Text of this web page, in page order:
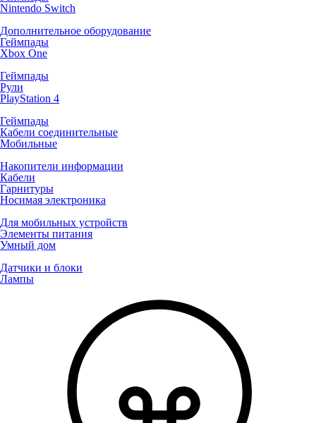
Nintendo Switch
Дополнительное оборудование
Геймпады
Xbox One
Геймпады
Рули
PlayStation 4
Геймпады
Кабели соединительные
Мобильные
Накопители информации
Кабели
Гарнитуры
Носимая электроника
Для мобильных устройств
Элементы питания
Умный дом
Датчики и блоки
Лампы